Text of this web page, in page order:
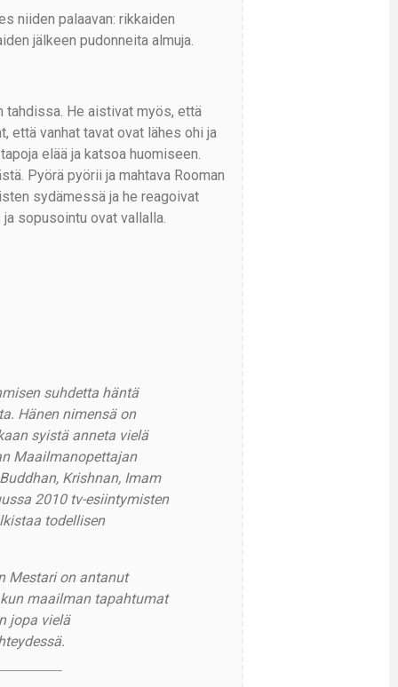
niiden palaavan: rikkaiden
jälkeen pudonneita almuja.
tahdissa. He aistivat myös, että
että vanhat tavat ovat lähes ohi ja
elää ja katsoa huomiseen.
Pyörä pyörii ja mahtava Rooman
sydämessä ja he reagoivat
sopusointu ovat vallalla.
suhdetta häntä
Hänen nimensä on
syistä anneta vielä
Maailmanopettajan
Krishnan, Imam
2010 tv-esiintymisten
todellisen
Mestari on antanut
maailman tapahtumat
jopa vielä